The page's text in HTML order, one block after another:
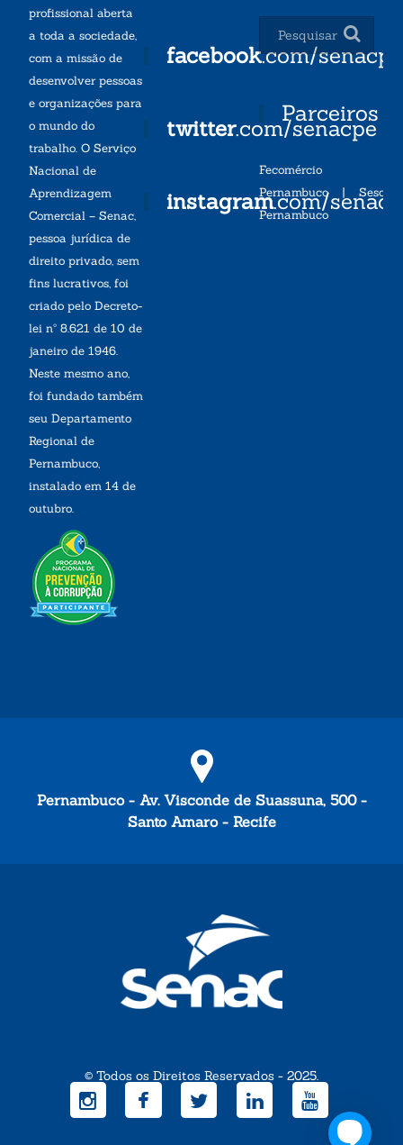
profissional aberta
a toda a sociedade,
com a missão de
desenvolver pessoas
e organizações para
o mundo do
trabalho. O Serviço
Nacional de
Aprendizagem
Comercial – Senac,
pessoa jurídica de
direito privado, sem
fins lucrativos, foi
criado pelo Decreto-
lei nº 8.621 de 10 de
janeiro de 1946.
Neste mesmo ano,
foi fundado também
seu Departamento
Regional de
Pernambuco,
instalado em 14 de
outubro.
facebook.com/senacpe
twitter.com/senacpe
instagram.com/
Parceiros
Fecomércio
Pernambuco| Sesc
Pernambuco
Pernambuco - Av. Visconde de Suassuna, 500 -
Santo Amaro - Recife
© Todos os Direitos Reservados - 2025.